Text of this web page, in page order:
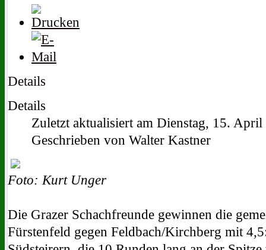
Details
Details
Zuletzt aktualisiert am Dienstag, 15.
Geschrieben von Walter Kastner
Foto: Kurt Unger
Die Grazer Schachfreunde gewinnen die
Fürstenfeld gegen Feldbach/Kirchberg mit